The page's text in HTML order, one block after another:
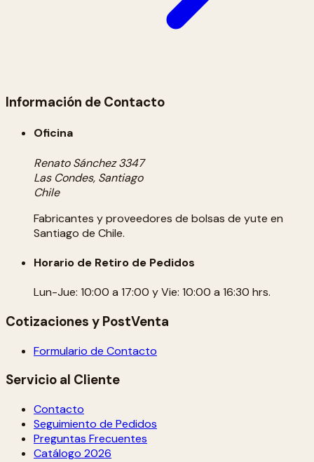
Información de Contacto
Oficina
Renato Sánchez 3347
Las Condes, Santiago
Chile
Fabricantes y proveedores de bolsas de yute en
Santiago de Chile.
Horario de Retiro de Pedidos
Lun-Jue: 10:00 a 17:00 y Vie: 10:00 a 16:30 hrs.
Cotizaciones y PostVenta
Formulario de Contacto
Servicio al Cliente
Contacto
Seguimiento de Pedidos
Preguntas Frecuentes
Catálogo 2026